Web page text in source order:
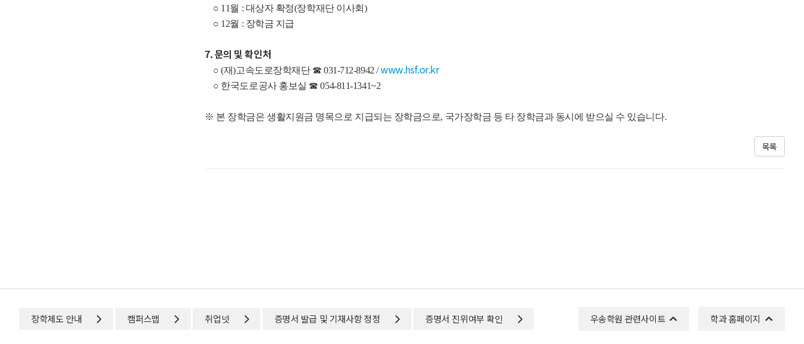
○ 11월 : 대상자 확정(장학재단 이사회)
○ 12월 : 장학금 지급
7. 문의 및 확인처
○ (재)고속도로장학재단 ☎ 031-712-8942 /www.hsf.or.kr
○ 한국도로공사 홍보실 ☎ 054-811-1341~2
※ 본 장학금은 생활지원금 명목으로 지급되는 장학금으로, 국가장학금 등 타 장학금과 동시에 받으실 수 있습니다.
목록
장학제도 안내 캠퍼스맵 취업넷 증명서 발급 및 기재사항 정정 증명서 진위여부 확인 우송학원 관련사이트 학과 홈페이지